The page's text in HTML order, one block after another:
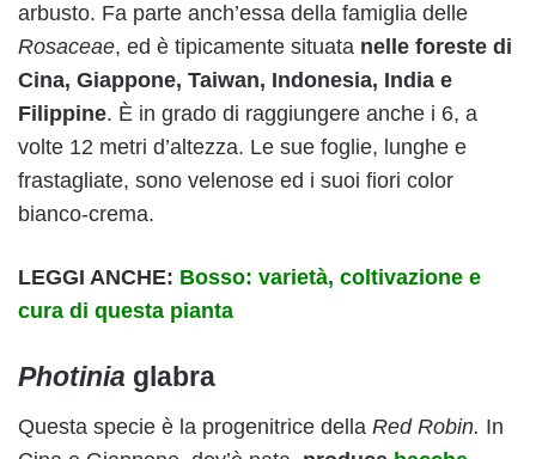
arbusto. Fa parte anch’essa della famiglia delle
Rosaceae, ed è tipicamente situata nelle foreste di
Cina, Giappone, Taiwan, Indonesia, India e
Filippine. È in grado di raggiungere anche i 6, a
volte 12 metri d’altezza. Le sue foglie, lunghe e
frastagliate, sono velenose ed i suoi fiori color
bianco-crema.
LEGGI ANCHE: Bosso: varietà, coltivazione e
cura di questa pianta
Photinia glabra
Questa specie è la progenitrice della Red Robin. In